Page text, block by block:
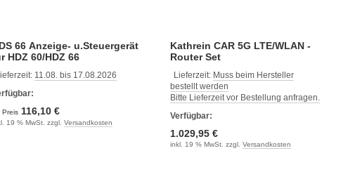
66 Anzeige- u.Steuergerät
HDZ 60/HDZ 66
11.08. bis 17.08.2026
Preis 116,10 €
19 % MwSt. zzgl. Versandkosten
Kathrein CAR 5G LTE/WLAN -
Router Set
Lieferzeit: Muss beim Hersteller
bestellt werden
Bitte Lieferzeit vor Bestellung anfragen.
Verfügbar:
1.029,95 €
inkl. 19 % MwSt. zzgl. Versandkosten